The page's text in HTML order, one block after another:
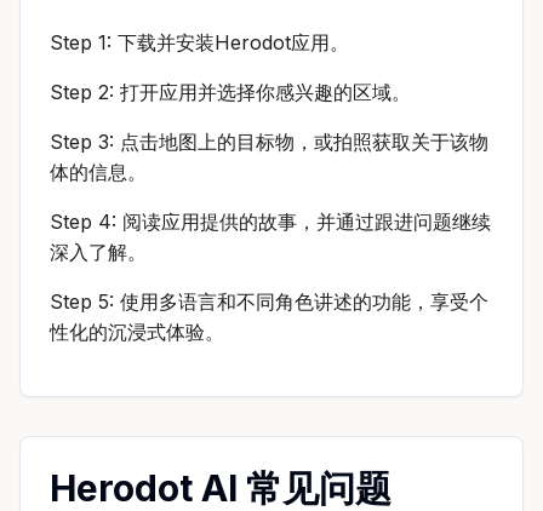
Step 1: 下载并安装Herodot应用。
Step 2: 打开应用并选择你感兴趣的区域。
Step 3: 点击地图上的目标物，或拍照获取关于该物
体的信息。
Step 4: 阅读应用提供的故事，并通过跟进问题继续
深入了解。
Step 5: 使用多语言和不同角色讲述的功能，享受个
性化的沉浸式体验。
Herodot AI 常见问题